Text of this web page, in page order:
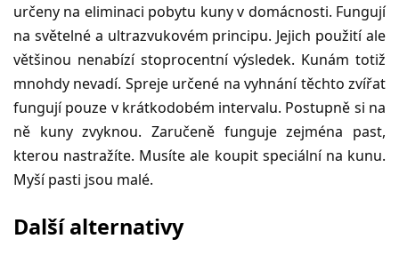
určeny na eliminaci pobytu kuny v domácnosti. Fungují
na světelné a ultrazvukovém principu. Jejich použití ale
většinou nenabízí stoprocentní výsledek. Kunám totiž
mnohdy nevadí. Spreje určené na vyhnání těchto zvířat
fungují pouze v krátkodobém intervalu. Postupně si na
ně kuny zvyknou. Zaručeně funguje zejména past,
kterou nastražíte. Musíte ale koupit speciální na kunu.
Myší pasti jsou malé.
Další alternativy